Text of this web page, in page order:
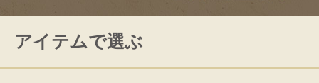
アイテムで選ぶ